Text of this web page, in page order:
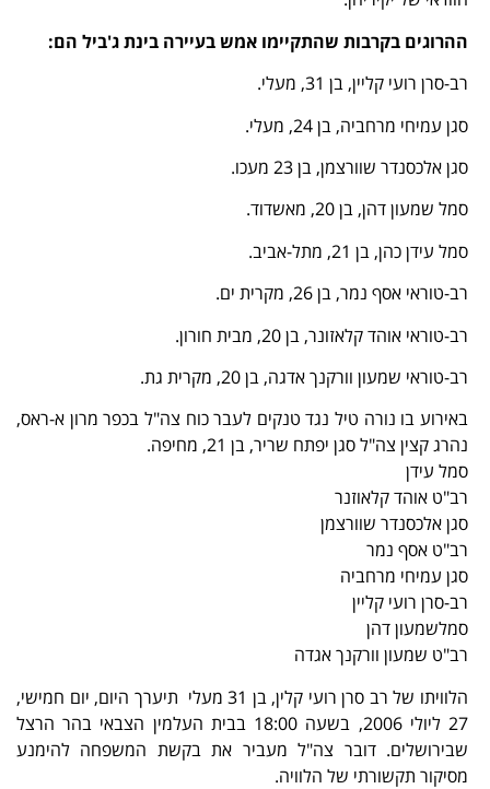
ההרוגים בקרבות שהתקיימו אמש בעיירה בינת ג'ביל הם:
רב-סרן רועי קליין, בן 31, מעלי.
סגן עמיחי מרחביה, בן 24, מעלי.
סגן אלכסנדר שוורצמן, בן 23 מעכו.
סמל שמעון דהן, בן 20, מאשדוד.
סמל עידן כהן, בן 21, מתל-אביב.
רב-טוראי אסף נמר, בן 26, מקרית ים.
רב-טוראי אוהד קלאזונר, בן 20, מבית חורון.
רב-טוראי שמעון וורקנך אדגה, בן 20, מקרית גת.
באירוע בו נורה טיל נגד טנקים לעבר כוח צה"ל בכפר מרון א-ראס,
נהרג קצין צה"ל סגן יפתח שריר, בן 21, מחיפה.
סמל עידן
רב"ט אוהד קלאוזנר
סגן אלכסנדר שוורצמן
רב"ט אסף נמר
סגן עמיחי מרחביה
רב-סרן רועי קליין
סמלשמעון דהן
רב"ט שמעון וורקנך אגדה
הלוויתו של רב סרן רועי קלין, בן 31 מעלי תיערך היום, יום חמישי,
27 ליולי 2006, בשעה 18:00 בבית העלמין הצבאי בהר הרצל
שבירושלים. דובר צה"ל מעביר את בקשת המשפחה להימנע
מסיקור תקשורתי של הלוויה.